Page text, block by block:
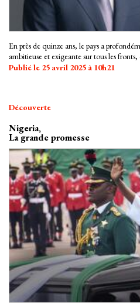
En près de quinze ans, le pays a
ambitieuse et exigeante sur tous les
Publié le 25 avril 2025 à 10h21
Découverte
Nigeria,
La grande promesse